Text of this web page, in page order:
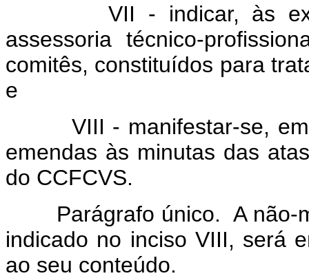
VII - indicar, às
assessoria técnico-
comitês, constituídos para
e
VIII - manifestar-se, em
emendas às minutas das
do CCFCVS.
Parágrafo único. A não-
indicado no inciso VIII, será
ao seu conteúdo.